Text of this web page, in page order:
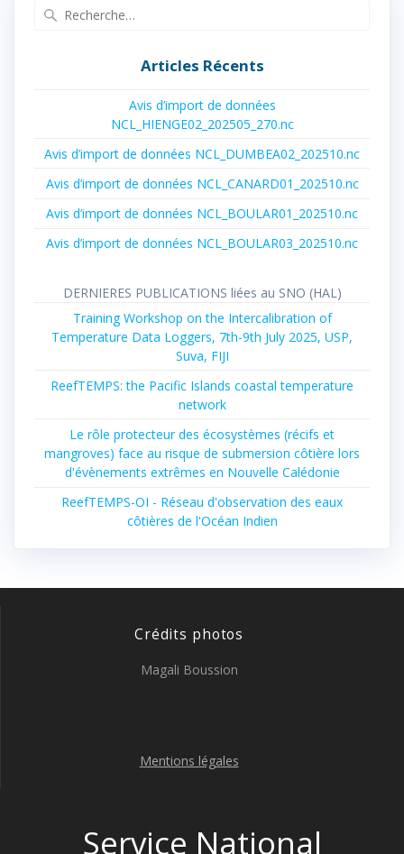
Articles Récents
Avis d’import de données
NCL_HIENGE02_202505_270.nc
Avis d’import de données NCL_DUMBEA02_202510.nc
Avis d’import de données NCL_CANARD01_202510.nc
Avis d’import de données NCL_BOULAR01_202510.nc
Avis d’import de données NCL_BOULAR03_202510.nc
DERNIERES PUBLICATIONS liées au SNO (HAL)
Training Workshop on the Intercalibration of
Temperature Data Loggers, 7th-9th July 2025, USP,
Suva, FIJI
ReefTEMPS: the Pacific Islands coastal temperature
network
Le rôle protecteur des écosystèmes (récifs et
mangroves) face au risque de submersion côtière lors
d'évènements extrêmes en Nouvelle Calédonie
ReefTEMPS-OI - Réseau d'observation des eaux
côtières de l'Océan Indien
Crédits photos
Magali Boussion
Mentions légales
Service National